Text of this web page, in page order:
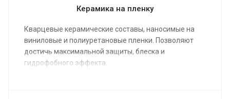
Керамика на пленку
Кварцевые керамические составы, наносимые на
виниловые и полиуретановые пленки. Позволяют
достичь максимальной защиты, блеска и
гидрофобного эффекта.